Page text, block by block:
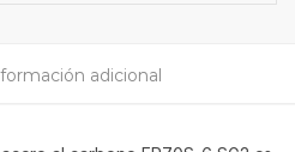
adicional